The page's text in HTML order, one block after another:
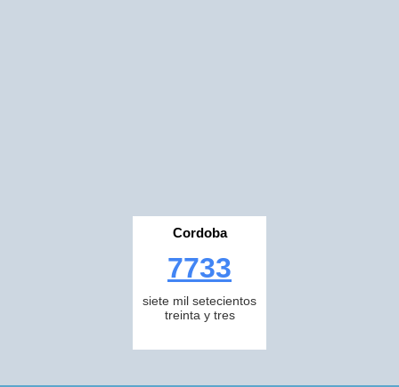
Cordoba
7733
siete mil setecientos
treinta y tres